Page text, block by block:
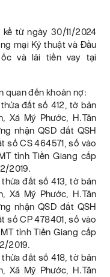
từ ngày 30/11/2024
mại Kỹ thuật và Đầu
và lãi tiền vay tại
quan đến khoản nợ:
đất số 412, tờ bản
Xã Mỹ Phước, H.Tân
nhận QSD đất QSH
số CS 464571, số vào
tỉnh Tiền Giang cấp
2019.
đất số 413, tờ bản
Xã Mỹ Phước, H.Tân
nhận QSD đất QSH
số CP 478401, số vào
tỉnh Tiền Giang cấp
2019.
đất số 418, tờ bản
Xã Mỹ Phước, H.Tân